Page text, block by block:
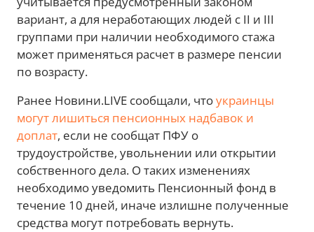
вариант, а для неработающих людей с II и III
группами при наличии необходимого стажа
может применяться расчет в размере пенсии
по возрасту.
Ранее Новини.LIVE сообщали, чтоукраинцы
могут лишиться пенсионных надбавок и
доплат, если не сообщат ПФУ о
трудоустройстве, увольнении или открытии
собственного дела. О таких изменениях
необходимо уведомить Пенсионный фонд в
течение 10 дней, иначе излишне полученные
средства могут потребовать вернуть.